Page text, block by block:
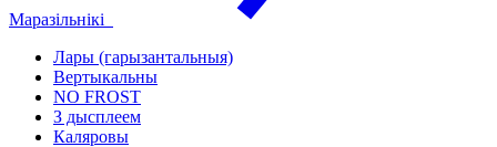
Маразільнікі
Лары (гарызантальныя)
Вертыкальны
NO FROST
З дысплеем
Каляровы